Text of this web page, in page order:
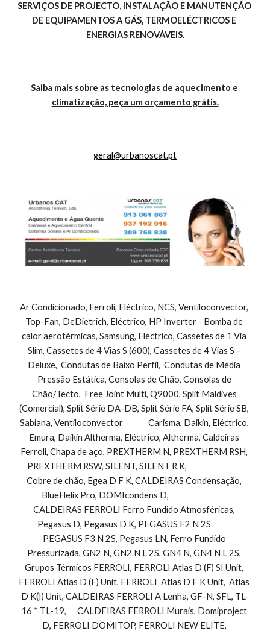
SERVIÇOS DE PROJECTO, INSTALAÇÃO E MANUTENÇÃO
DE EQUIPAMENTOS A GÁS, TERMOELÉCTRICOS E
ENERGIAS RENOVÁVEIS.
Saiba mais sobre as tecnologias de aquecimento e
climatização, peça um orçamento grátis.
geral@urbanoscat.pt
Ar Condicionado, Ferroli, Eléctrico, NCS, Ventiloconvector,
Top-Fan, DeDietrich, Eléctrico, HP Inverter - Bomba de
calor aerotérmicas, Samsung, Eléctrico, Cassetes de 1 Via
Slim, Cassetes de 4 Vias S (600), Cassetes de 4 Vias S –
Deluxe,  Condutas de Baixo Perfil,  Condutas de Média
Pressão Estática, Consolas de Chão, Consolas de
Chão/Tecto,  Free Joint Multi, Q9000, Split Maldives
(Comercial), Split Série DA-DB, Split Série FA, Split Série SB,
Sabiana, Ventiloconvector              Carisma, Daikin, Eléctrico,
Emura, Daikin Altherma, Eléctrico, Altherma, Caldeiras
Ferroli, Chapa de aço, PREXTHERM N, PREXTHERM RSH,
PREXTHERM RSW, SILENT, SILENT R K,
Cobre de chão, Egea D F K, CALDEIRAS Condensação,
BlueHelix Pro, DOMIcondens D,
CALDEIRAS FERROLI Ferro Fundido Atmosféricas,
Pegasus D, Pegasus D K, PEGASUS F2 N 2S
PEGASUS F3 N 2S, Pegasus LN, Ferro Fundido
Pressurizada, GN2 N, GN2 N L 2S, GN4 N, GN4 N L 2S,
Grupos Térmicos FERROLI, FERROLI Atlas D (F) SI Unit,
FERROLI Atlas D (F) Unit, FERROLI  Atlas D F K Unit,  Atlas
D K(I) Unit, CALDEIRAS FERROLI A Lenha, GF-N, SFL, TL-
16 * TL-19,      CALDEIRAS FERROLI Murais, Domiproject
D, FERROLI DOMITOP, FERROLI NEW ELITE,